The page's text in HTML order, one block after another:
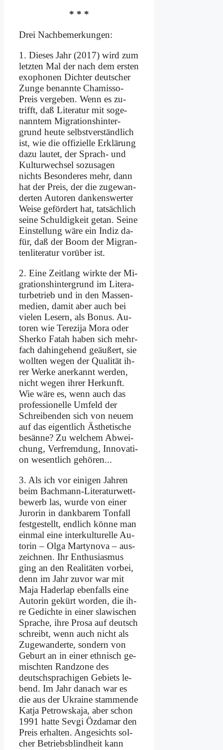
* * *
Drei Nach­be­mer­kun­gen:
1. Die­ses Jahr (2017) wird zum
letz­ten Mal der nach dem er­sten
exo­pho­nen Dich­ter deut­scher
Zun­ge be­nann­te Cha­mis­so-
Preis ver­ge­ben. Wenn es zu­
trifft, daß Li­te­ra­tur mit so­ge­
nann­tem Mi­gra­ti­ons­hin­ter­
grund heu­te selbst­ver­ständ­lich
ist, wie die of­fi­zi­el­le Er­klä­rung
da­zu lau­tet, der Sprach- und
Kul­tur­wech­sel so­zu­sa­gen
nichts Be­son­de­res mehr, dann
hat der Preis, der die zu­ge­wan­
der­ten Au­toren dan­kens­wer­ter
Wei­se ge­för­dert hat, tat­säch­lich
sei­ne Schul­dig­keit ge­tan. Sei­ne
Ein­stel­lung wä­re ein In­diz da­
für, daß der Boom der Mi­gran­
ten­li­te­ra­tur vor­über ist.
2. Ei­ne Zeit­lang wirk­te der Mi­
gra­ti­ons­hin­ter­grund im Li­te­ra­
tur­be­trieb und in den Mas­sen­
me­di­en, da­mit aber auch bei
vie­len Le­sern, als Bo­nus. Au­
toren wie Te­re­zi­ja Mo­ra oder
Sher­ko Fa­tah ha­ben sich mehr­
fach da­hin­ge­hend ge­äu­ßert, sie
woll­ten we­gen der Qua­li­tät ih­
rer Wer­ke an­er­kannt wer­den,
nicht we­gen ih­rer Her­kunft.
Wie wä­re es, wenn auch das
pro­fes­sio­nel­le Um­feld der
Schrei­ben­den sich von neu­em
auf das ei­gent­lich Äs­the­ti­sche
be­sän­ne? Zu wel­chem Ab­wei­
chung, Ver­frem­dung, In­no­va­ti­
on we­sent­lich ge­hö­ren...
3. Als ich vor ei­ni­gen Jah­ren
beim Bach­mann-Li­te­ra­tur­wett­
be­werb las, wur­de von ei­ner
Ju­ro­rin in dank­ba­rem Ton­fall
fest­ge­stellt, end­lich kön­ne man
ein­mal ei­ne in­ter­kul­tu­rel­le Au­
torin – Ol­ga Mar­ty­n­o­va – aus­
zeich­nen. Ihr En­thu­si­as­mus
ging an den Rea­li­tä­ten vor­bei,
denn im Jahr zu­vor war mit
Ma­ja Ha­der­lap eben­falls ei­ne
Au­torin ge­kürt wor­den, die ih­
re Ge­dich­te in ei­ner sla­wi­schen
Spra­che, ih­re Pro­sa auf deutsch
schreibt, wenn auch nicht als
Zu­ge­wan­der­te, son­dern von
Ge­burt an in ei­ner eth­nisch ge­
misch­ten Rand­zo­ne des
deutsch­spra­chi­gen Ge­biets le­
bend. Im Jahr da­nach war es
die aus der Ukrai­ne stam­men­de
Kat­ja Pe­trows­ka­ja, aber schon
1991 hat­te Sev­gi Öz­da­mar den
Preis er­hal­ten. An­ge­sichts sol­
cher Be­triebs­blind­heit kann